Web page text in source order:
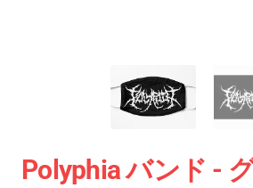
Polyphia バンド -